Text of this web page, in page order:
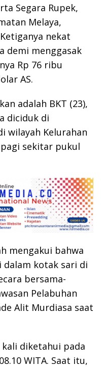
Segara Rupek,
Melaya,
nekat
demi menggasak
Rp 76 ribu
AS.
adalah BKT (23),
diciduk di
wilayah Kelurahan
sekitar pukul
mengakui bahwa
dalam kotak sari di
bersama-
Pelabuhan
Alit Murdiasa saat
diketahui pada
WITA. Saat itu,